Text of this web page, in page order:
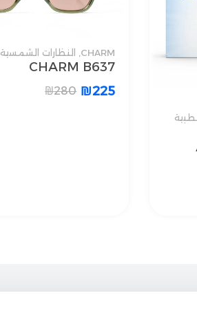
CHARM
, النظارات الشمسية
CHARM B637
₪280 ₪225